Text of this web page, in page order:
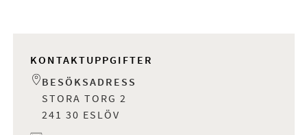
KONTAKTUPPGIFTER
BESÖKSADRESS
STORA TORG 2
241 30 ESLÖV